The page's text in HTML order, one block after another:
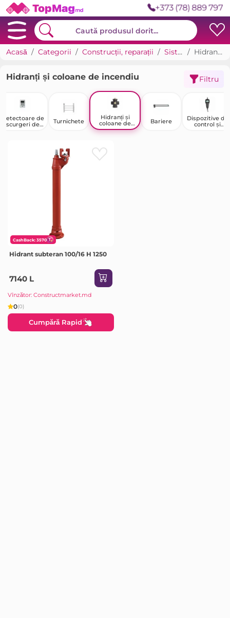
+373 (78) 889 797
Acasă Categorii Construcții, reparații Sisteme de siguranță Hidranți și coloane de incendiu
Hidranți și coloane de incendiu Filtru
Detectoare de
scurgeri de
Turnichete
Hidranți și
coloane de
incendiu
Bariere
Dispozitive de
control și
CashBack: 3570
Hidrant subteran 100/16 H 1250
7140 L
Vînzător: Constructmarket.md
0(0)
Cumpără Rapid